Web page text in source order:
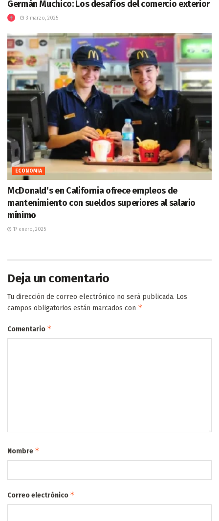
Germán Muchico: Los desafíos del comercio exterior
3 marzo, 2025
ECONOMIA
McDonald’s en California ofrece empleos de
mantenimiento con sueldos superiores al salario
mínimo
17 enero, 2025
Deja un comentario
Tu dirección de correo electrónico no será publicada. Los
campos obligatorios están marcados con *
Comentario *
Nombre *
Correo electrónico *